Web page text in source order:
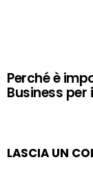
Perché è
Business
LASCIA UN